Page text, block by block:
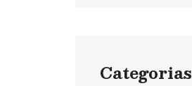
Categorias